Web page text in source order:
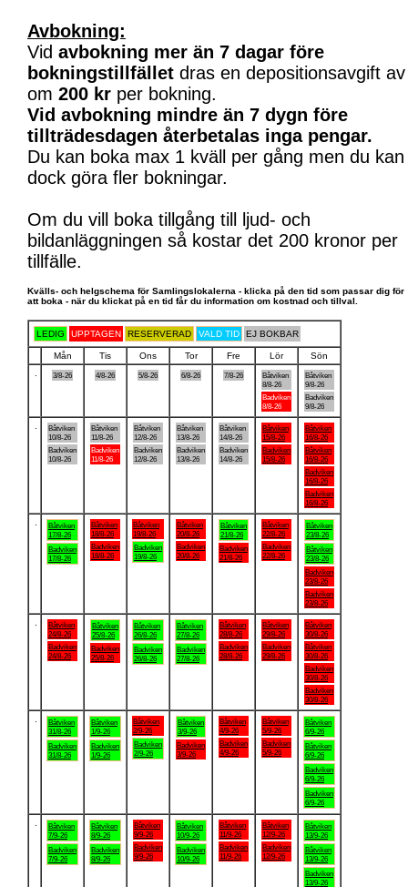
Avbokning:
Vid avbokning mer än 7 dagar före
bokningstillfället dras en depositionsavgift av
om 200 kr per bokning.
Vid avbokning mindre än 7 dygn före
tillträdesdagen återbetalas inga pengar.
Du kan boka max 1 kväll per gång men du kan
dock göra fler bokningar.
Om du vill boka tillgång till ljud- och
bildanläggningen så kostar det 200 kronor per
tillfälle.
Kvälls- och helgschema för Samlingslokalerna - klicka på den tid som passar dig för
att boka - när du klickat på en tid får du information om kostnad och tillval.
LEDIG UPPTAGEN RESERVERAD VALD TID EJ BOKBAR
Mån Tis Ons Tor Fre Lör
Sön
3/8-26 4/8-26 5/8-26 6/8-26 7/8-26
Båtviken
8/8-26
Badviken
8/8-26
Båtviken
9/8-26
Badviken
9/8-26
Båtviken
10/8-26
Badviken
10/8-26
Båtviken
11/8-26
Badviken
11/8-26
Båtviken
12/8-26
Badviken
12/8-26
Båtviken
13/8-26
Badviken
13/8-26
Båtviken
14/8-26
Badviken
14/8-26
Båtviken
15/8-26
Badviken
15/8-26
Båtviken
16/8-26
Båtviken
16/8-26
Badviken
16/8-26
Badviken
16/8-26
Båtviken
17/8-26
Badviken
17/8-26
Båtviken
18/8-26
Badviken
18/8-26
Båtviken
19/8-26
Badviken
19/8-26
Båtviken
20/8-26
Badviken
20/8-26
Båtviken
21/8-26
Badviken
21/8-26
Båtviken
22/8-26
Badviken
22/8-26
Båtviken
23/8-26
Båtviken
23/8-26
Badviken
23/8-26
Badviken
23/8-26
Båtviken
24/8-26
Badviken
24/8-26
Båtviken
25/8-26
Badviken
25/8-26
Båtviken
26/8-26
Badviken
26/8-26
Båtviken
27/8-26
Badviken
27/8-26
Båtviken
28/8-26
Badviken
28/8-26
Båtviken
29/8-26
Badviken
29/8-26
Båtviken
30/8-26
Båtviken
30/8-26
Badviken
30/8-26
Badviken
30/8-26
Båtviken
31/8-26
Badviken
31/8-26
Båtviken
1/9-26
Badviken
1/9-26
Båtviken
2/9-26
Badviken
2/9-26
Båtviken
3/9-26
Badviken
3/9-26
Båtviken
4/9-26
Badviken
4/9-26
Båtviken
5/9-26
Badviken
5/9-26
Båtviken
6/9-26
Båtviken
6/9-26
Badviken
6/9-26
Badviken
6/9-26
Båtviken
7/9-26
Badviken
7/9-26
Båtviken
8/9-26
Badviken
8/9-26
Båtviken
9/9-26
Badviken
9/9-26
Båtviken
10/9-26
Badviken
10/9-26
Båtviken
11/9-26
Badviken
11/9-26
Båtviken
12/9-26
Badviken
12/9-26
Båtviken
13/9-26
Båtviken
13/9-26
Badviken
13/9-26